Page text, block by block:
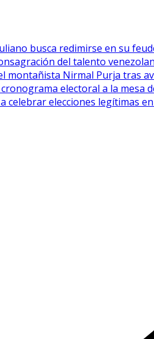
busca redimirse en su
del talento
montañista Nirmal Purja tras
electoral a la mesa
celebrar elecciones legítimas